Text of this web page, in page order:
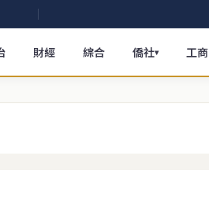
財經 綜合 僑社▾ 工商